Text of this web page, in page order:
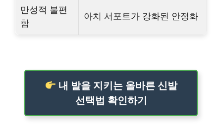
만성적 불편
함
아치 서포트가 강화된 안정화
내 발을 지키는 올바른 신발
선택법 확인하기